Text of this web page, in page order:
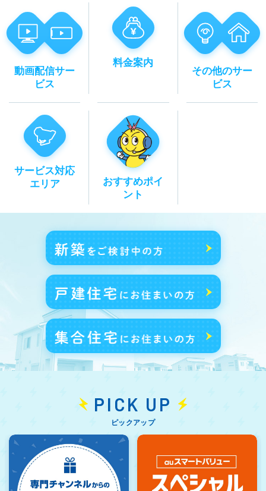
動画配信サー
ビス
料金案内
その他のサー
ビス
サービス対応
エリア
おすすめポイ
ント
PICK UP
ピックアップ